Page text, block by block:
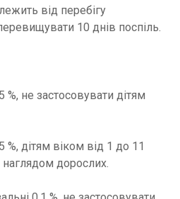
від перебігу
10 днів поспіль.
%, не застосовувати дітям
%, дітям віком від 1 до 11
наглядом дорослих.